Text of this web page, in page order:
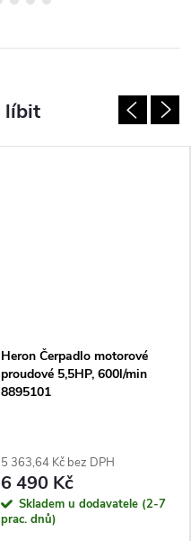
Heron Čerpadlo motorové
proudové 5,5HP, 600l/min
8895101
5 363,64 Kč bez DPH
6 490 Kč
Skladem u dodavatele (2-7
prac. dnů)